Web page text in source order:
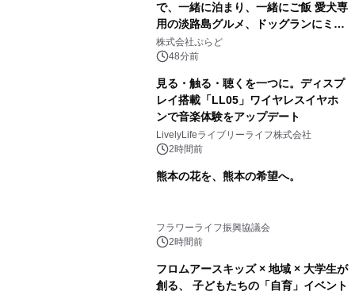
で、一緒に泊まり、一緒にご飯 愛犬専
用の淡路島グルメ、ドッグランにミニ
プール グランピングとトレーラーハウ
スの2施設で
株式会社ぷらど
48分前
見る・触る・聴くを一つに。ディスプ
レイ搭載「LL05」ワイヤレスイヤホ
ンで音楽体験をアップデート
LivelyLifeライブリーライフ株式会社
2時間前
熊本の花を、熊本の希望へ。
フラワーライフ振興協議会
2時間前
フロムアースキッズ × 地域 × 大学生が
創る、 子どもたちの「自育」イベント